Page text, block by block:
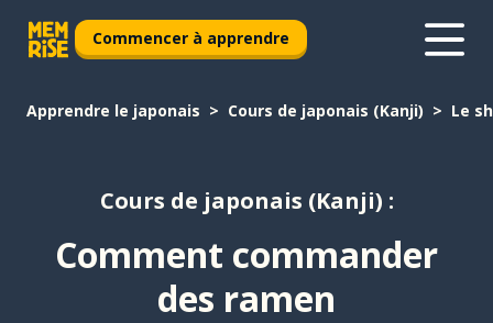
Commencer à apprendre
Apprendre le japonais Cours de japonais (Kanji) Le
Cours de japonais (Kanji) :
Comment commander
des ramen